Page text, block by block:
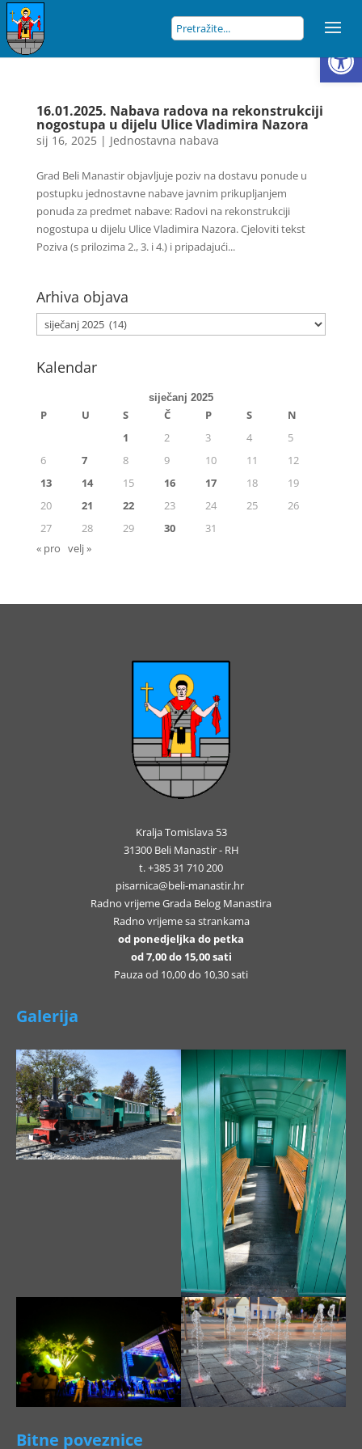
16.01.2025. Nabava radova na rekonstrukciji
nogostupa u dijelu Ulice Vladimira Nazora
sij 16, 2025| Jednostavna nabava
Grad Beli Manastir objavljuje poziv na dostavu ponude u
postupku jednostavne nabave javnim prikupljanjem
ponuda za predmet nabave: Radovi na rekonstrukciji
nogostupa u dijelu Ulice Vladimira Nazora. Cjeloviti tekst
Poziva (s prilozima 2., 3. i 4.) i pripadajući...
Arhiva objava
Kalendar
siječanj 2025
P U S Č P S
N
1
2 3 4
5
6
7 8 9 10 11
12
13
14 15 16 17 18
19
20
21 22 23 24 25
26
27
28 29 30
31
« pro velj »
Kralja Tomislava 53
31300 Beli Manastir - RH
t. +385 31 710 200
pisarnica@beli-manastir.hr
Radno vrijeme Grada Belog Manastira
Radno vrijeme sa strankama
od ponedjeljka do petka
od 7,00 do 15,00 sati
Pauza od 10,00 do 10,30 sati
Galerija
Bitne poveznice